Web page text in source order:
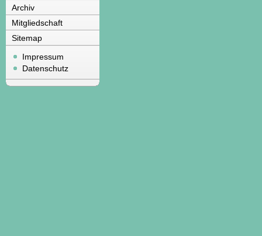
Archiv
Mitgliedschaft
Sitemap
Impressum
Datenschutz